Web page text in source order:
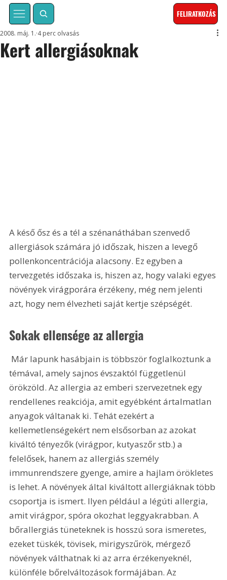
FELIRATKOZÁS
Kert allergiásoknak
2008. máj. 1. 4 perc olvasás
A késő ősz és a tél a szénanáthában szenvedő
allergiások számára jó időszak, hiszen a levegő
pollenkoncentrációja alacsony. Ez egyben a
tervezgetés időszaka is, hiszen az, hogy valaki egyes
növények virágporára érzékeny, még nem jelenti
azt, hogy nem élvezheti saját kertje szépségét.
Sokak ellensége az allergia
témával, amely sajnos évszaktól függetlenül
örökzöld. Az allergia az emberi szervezetnek egy
rendellenes reakciója, amit egyébként ártalmatlan
anyagok váltanak ki. Tehát ezekért a
kellemetlenségekért nem elsősorban az azokat
kiváltó tényezők (virágpor, kutyaszőr stb.) a
felelősek, hanem az allergiás személy
immunrendszere gyenge, amire a hajlam örökletes
is lehet. A növények által kiváltott allergiáknak több
csoportja is ismert. Ilyen például a légúti allergia,
amit virágpor, spóra okozhat leggyakrabban. A
bőrallergiás tüneteknek is hosszú sora ismeretes,
ezeket tüskék, tövisek, mirigyszűrök, mérgező
növények válthatnak ki az arra érzékenyeknél,
különféle bőrelváltozások formájában. Az